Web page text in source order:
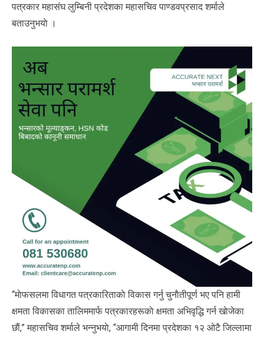
पत्रकार महासंघ लुम्बिनी प्रदेशका महासचिव पाण्डवप्रसाद शर्माले
बताउनुभयाे ।
“माेफसलमा विधागत पत्रकारिताकाे विकास गर्नु चुनाैतीपूर्ण भए पनि हामी
क्षमता विकासका तालिममार्फ पत्रकारहरूकाे क्षमता अभिवृद्धि गर्न खाेजेका
छाैं,” महासचिव शर्माले भन्नुभयाे, “आगामी दिनमा प्रदेशका १२ ओटै जिल्लामा